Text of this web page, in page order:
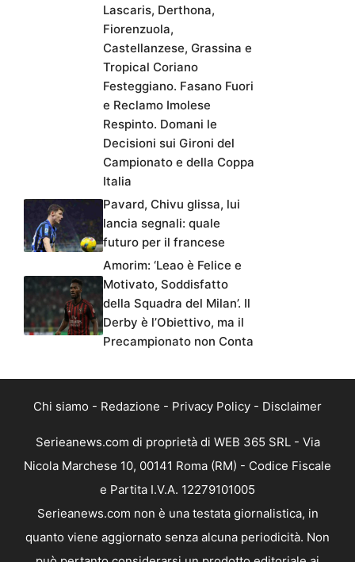
Lascaris, Derthona,
Fiorenzuola,
Castellanzese, Grassina e
Tropical Coriano
Festeggiano. Fasano Fuori
e Reclamo Imolese
Respinto. Domani le
Decisioni sui Gironi del
Campionato e della Coppa
Italia
Pavard, Chivu glissa, lui
lancia segnali: quale
futuro per il francese
Amorim: ‘Leao è Felice e
Motivato, Soddisfatto
della Squadra del Milan’. Il
Derby è l’Obiettivo, ma il
Precampionato non Conta
Chi siamo - Redazione - Privacy Policy - Disclaimer
Serieanews.com di proprietà di WEB 365 SRL - Via
Nicola Marchese 10, 00141 Roma (RM) - Codice Fiscale
e Partita I.V.A. 12279101005
Serieanews.com non è una testata giornalistica, in
quanto viene aggiornato senza alcuna periodicità. Non